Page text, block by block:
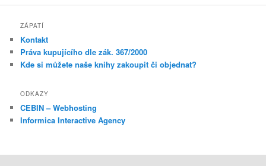
ZÁPATÍ
Kontakt
Práva kupujícího dle zák. 367/2000
Kde si můžete naše knihy zakoupit či objednat?
ODKAZY
CEBIN – Webhosting
Informica Interactive Agency